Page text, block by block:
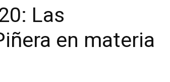
Las
en materia